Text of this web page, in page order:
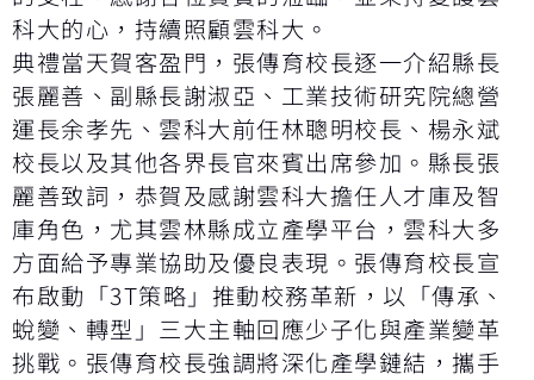
科大的心，持續照顧雲科大。
典禮當天賀客盈門，張傳育校長逐一介紹縣長
張麗善、副縣長謝淑亞、工業技術研究院總營
運長余孝先、雲科大前任林聰明校長、楊永斌
校長以及其他各界長官來賓出席參加。縣長張
麗善致詞，恭賀及感謝雲科大擔任人才庫及智
庫角色，尤其雲林縣成立產學平台，雲科大多
方面給予專業協助及優良表現。張傳育校長宣
布啟動「3T策略」推動校務革新，以「傳承、
蛻變、轉型」三大主軸回應少子化與產業變革
挑戰。張傳育校長強調將深化產學鏈結，攜手